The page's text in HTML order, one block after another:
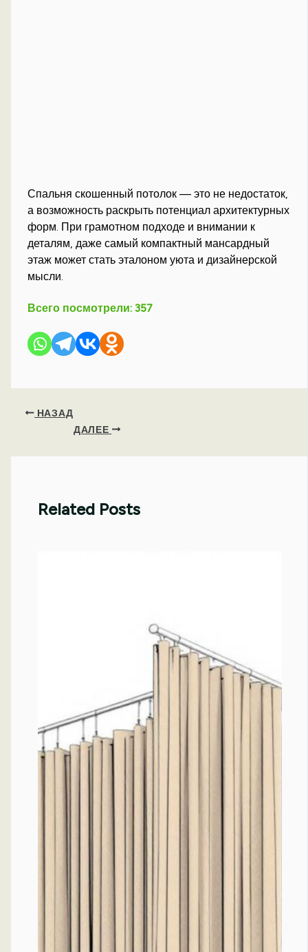
Спальня скошенный потолок — это не недостаток,
а возможность раскрыть потенциал архитектурных
форм. При грамотном подходе и внимании к
деталям, даже самый компактный мансардный
этаж может стать эталоном уюта и дизайнерской
мысли.
Всего посмотрели: 357
НАЗАД
ДАЛЕЕ
Related Posts